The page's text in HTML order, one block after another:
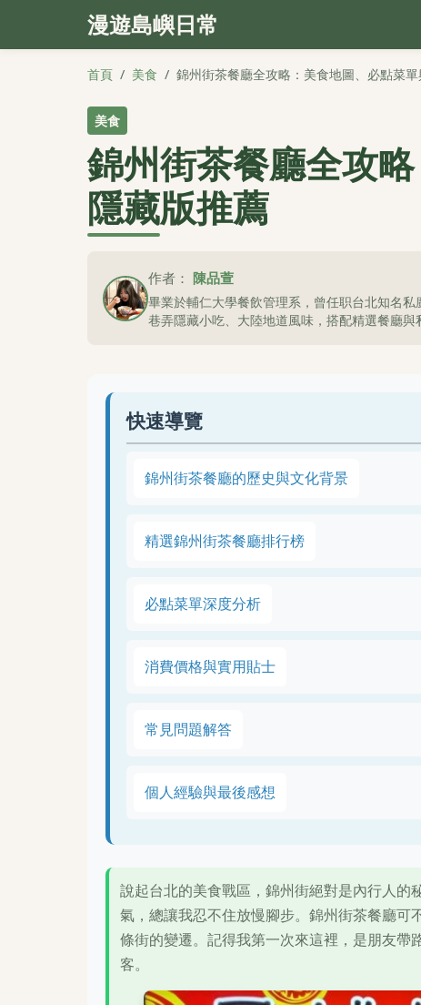
漫遊島嶼日常
首頁 / 美食 / 錦州街茶餐廳全攻略：美食地圖、必點菜
美食
錦州街茶餐廳全攻
隱藏版推薦
作者： 陳品萱
畢業於輔仁大學餐飲管理系，曾任职台北知名
巷弄隱藏小吃、大陸地道風味，搭配精選餐廳與
快速導覽
錦州街茶餐廳的歷史與文化背景
精選錦州街茶餐廳排行榜
必點菜單深度分析
消費價格與實用貼士
常見問題解答
個人經驗與最後感想
說起台北的美食戰區，錦州街絕對是內行人的
氣，總讓我忍不住放慢腳步。錦州街茶餐廳可
條街的變遷。記得我第一次來這裡，是朋友帶
客。